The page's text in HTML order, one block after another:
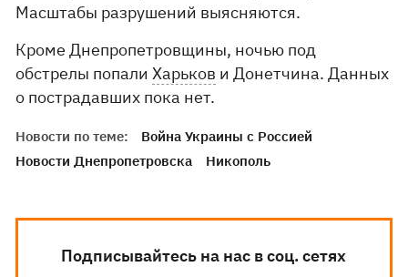
Масштабы разрушений выясняются.
Кроме Днепропетровщины, ночью под
обстрелы попалиХарьков и Донетчина. Данных
о пострадавших пока нет.
Новости по теме:
Война Украины с Россией
Новости Днепропетровска
Никополь
Подписывайтесь на нас в соц. сетях